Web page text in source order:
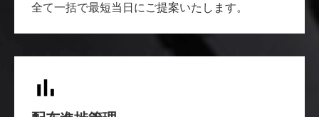
全て一括で最短当日にご提案いたします。